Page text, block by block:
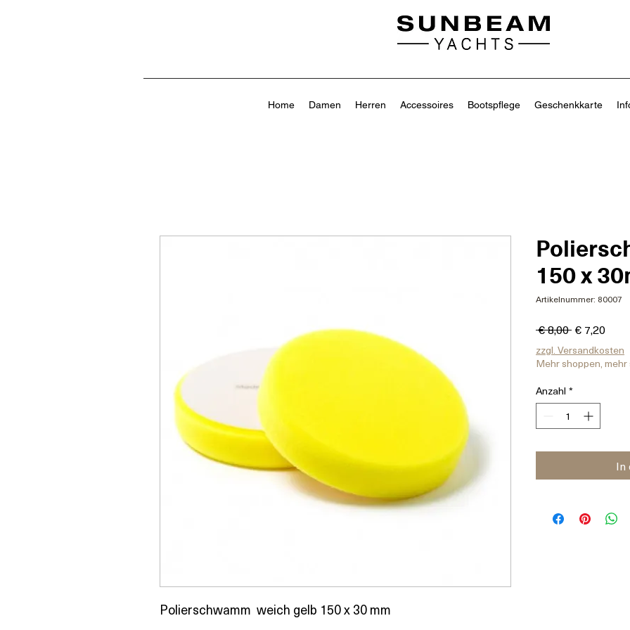
Home Damen Herren Accessoires Bootspflege Geschenkkarte
Polierschwamm weich gelb 150 x 30 mm
150 x
Artikelnummer: 80007
€ 8,00 € 7,20Sale-
Preis
zzgl. Versandkosten
Mehr shoppen, mehr
Anzahl *
In